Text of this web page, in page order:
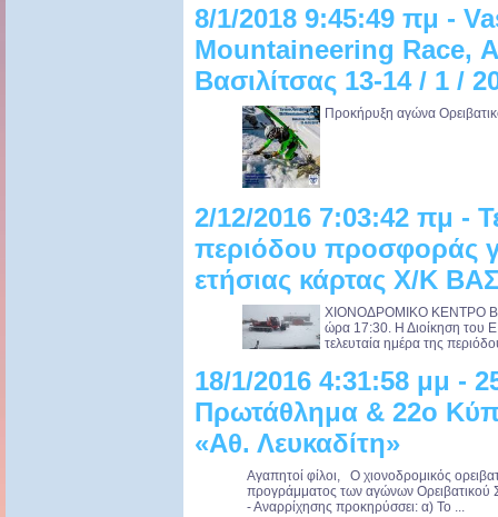
8/1/2018 9:45:49 πμ -
Mountaineering Race,
Βασιλίτσας 13-14 / 1 /
Προκήρυξη αγώνα
2/12/2016 7:03:42 πμ -
περιόδου προσφοράς
ετήσιας κάρτας Χ/Κ
ΧΙΟΝΟΔΡΟΜΙΚΟ ΚΕΝΤΡΟ
ώρα 17:30. Η Διοίκηση του
τελευταία ημέρα της
18/1/2016 4:31:58 μμ -
Πρωτάθλημα & 22ο
«Αθ. Λευκαδίτη»
Αγαπητοί φίλοι, Ο χιονοδρομικός
προγράμματος των αγώνων Ορειβατικού
- Αναρρίχησης προκηρύσσει: α) Το ...